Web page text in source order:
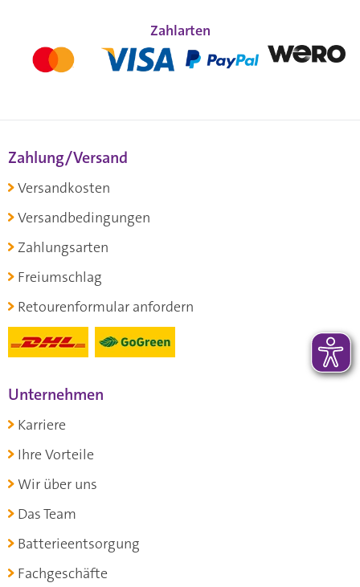
Zahlarten
Zahlung/Versand
Versandkosten
Versandbedingungen
Zahlungsarten
Freiumschlag
Retourenformular anfordern
Unternehmen
Karriere
Ihre Vorteile
Wir über uns
Das Team
Batterieentsorgung
Fachgeschäfte